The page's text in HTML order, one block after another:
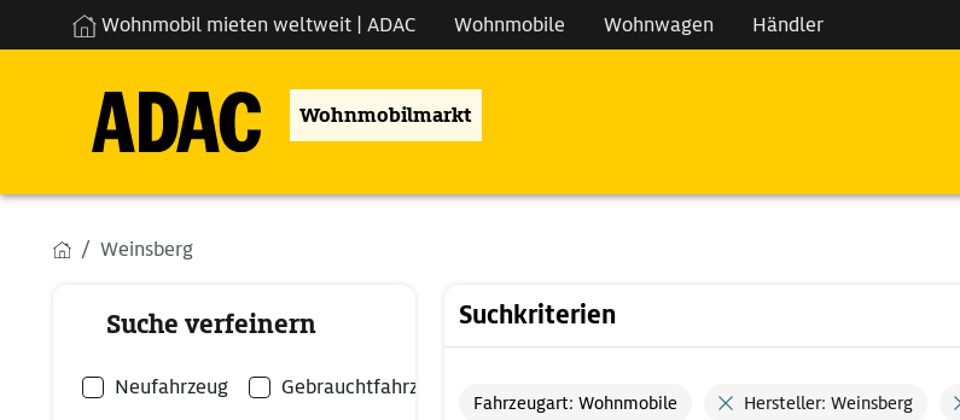
Wohnmobil mieten weltweit | ADAC Wohnmobile Wohnwagen Händler
Wohnmobilmarkt
Weinsberg
Suchkriterien
Fahrzeugart: Wohnmobile Hersteller: Weinsberg
Suche verfeinern
Neufahrzeug Gebrauchtfahrzeug